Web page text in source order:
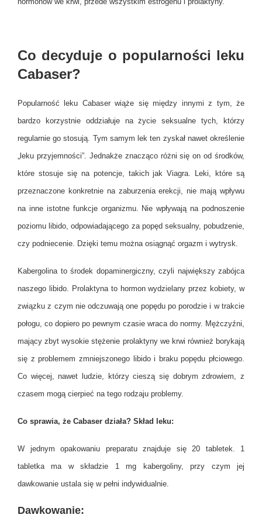
Co decyduje o popularności leku
Cabaser?
Popularność leku Cabaser wiąże się między innymi z tym, że
bardzo korzystnie oddziałuje na życie seksualne tych, którzy
regularnie go stosują. Tym samym lek ten zyskał nawet określenie
„leku przyjemności”. Jednakże znacząco różni się on od środków,
które stosuje się na potencje, takich jak Viagra. Leki, które są
przeznaczone konkretnie na zaburzenia erekcji, nie mają wpływu
na inne istotne funkcje organizmu. Nie wpływają na podnoszenie
poziomu libido, odpowiadającego za popęd seksualny, pobudzenie,
czy podniecenie. Dzięki temu można osiągnąć orgazm i wytrysk.
Kabergolina to środek dopaminergiczny, czyli największy zabójca
naszego libido. Prolaktyna to hormon wydzielany przez kobiety, w
związku z czym nie odczuwają one popędu po porodzie i w trakcie
połogu, co dopiero po pewnym czasie wraca do normy. Mężczyźni,
mający zbyt wysokie stężenie prolaktyny we krwi również borykają
się z problemem zmniejszonego libido i braku popędu płciowego.
Co więcej, nawet ludzie, którzy cieszą się dobrym zdrowiem, z
czasem mogą cierpieć na tego rodzaju problemy.
Co sprawia, że Cabaser działa? Skład leku:
W jednym opakowaniu preparatu znajduje się 20 tabletek. 1
tabletka ma w składzie 1 mg kabergoliny, przy czym jej
dawkowanie ustala się w pełni indywidualnie.
Dawkowanie: